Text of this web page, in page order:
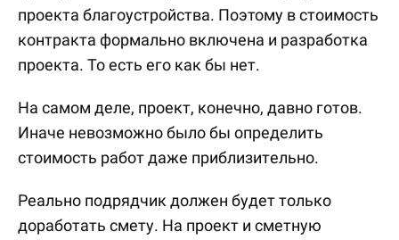
проекта благоустройства. Поэтому в стоимость
контракта формально включена и разработка
проекта. То есть его как бы нет.
На самом деле, проект, конечно, давно готов.
Иначе невозможно было бы определить
стоимость работ даже приблизительно.
Реально подрядчик должен будет только
доработать смету. На проект и сметную